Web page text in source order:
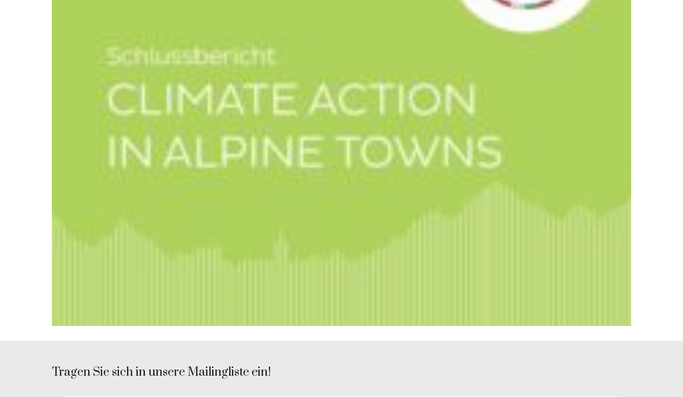
Tragen Sie sich in unsere Mailingliste ein!